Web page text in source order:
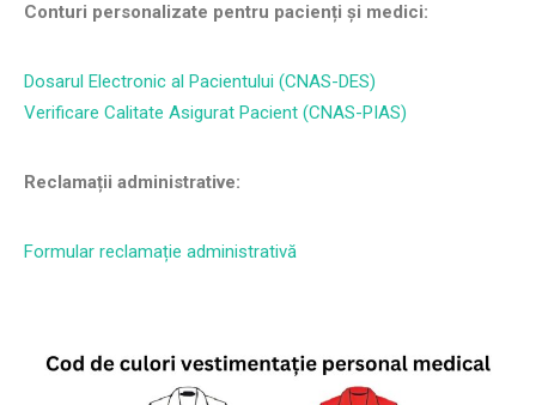
Conturi personalizate pentru pacienți și medici:
Dosarul Electronic al Pacientului (CNAS-DES)
Verificare Calitate Asigurat Pacient (CNAS-PIAS)
Reclamații administrative:
Formular reclamație administrativă